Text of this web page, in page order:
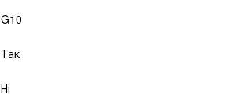
G10
Так
Ні